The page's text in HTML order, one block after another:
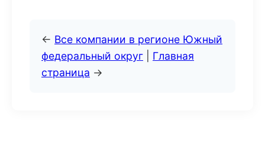
← Все компании в регионе Южный
федеральный округ
Главная
страница →